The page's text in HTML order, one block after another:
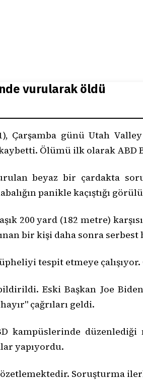
vurularak öldü
Çarşamba günü Utah
Ölümü ilk olarak
beyaz bir çardakta
panikle kaçıştığı
200 yard (182 metre)
bir kişi daha sonra serbest
tespit etmeye
Eski Başkan Joe
çağrıları geldi.
kampüslerinde
yapıyordu.
Soruşturma